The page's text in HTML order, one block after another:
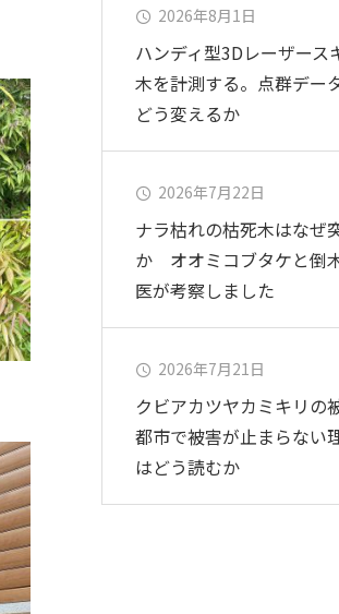
ハンディ型3Dレーザース
木を計測する。点群デー
どう変えるか
2026年8月1日
ナラ枯れの枯死木はなぜ
か オオミコブタケと倒
医が考察しました
2026年7月22日
クビアカツヤカミキリ
都市で被害が止まらない
はどう読むか
2026年7月21日